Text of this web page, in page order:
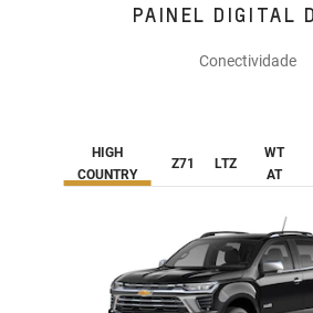
PAINEL DIGITAL
Conectividade
HIGH
COUNTRY
Z71 LTZ
WT
AT